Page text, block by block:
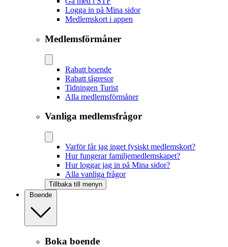
Logga in på Mina sidor
Medlemskort i appen
Medlemsförmåner
Rabatt boende
Rabatt tågresor
Tidningen Turist
Alla medlemsförmåner
Vanliga medlemsfrågor
Varför får jag inget fysiskt medlemskort?
Hur fungerar familjemedlemskapet?
Hur loggar jag in på Mina sidor?
Alla vanliga frågor
Tillbaka till menyn
Boende
Boka boende